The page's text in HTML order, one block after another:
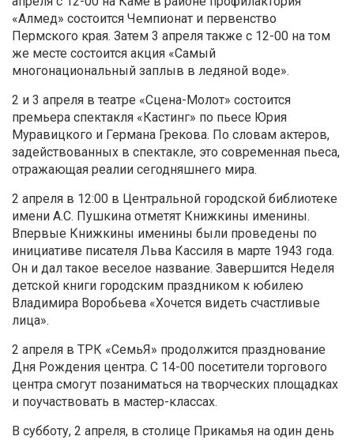
«Алмед» состоится Чемпионат и первенство
Пермского края. Затем 3 апреля также с 12-00 на том
же месте состоится акция «Самый
многонациональный заплыв в ледяной воде».
2 и 3 апреля в театре «Сцена-Молот» состоится
премьера спектакля «Кастинг» по пьесе Юрия
Муравицкого и Германа Грекова. По словам актеров,
задействованных в спектакле, это современная пьеса,
отражающая реалии сегодняшнего мира.
2 апреля в 12:00 в Центральной городской библиотеке
имени А.С. Пушкина отметят Книжкины именины.
Впервые Книжкины именины были проведены по
инициативе писателя Льва Кассиля в марте 1943 года.
Он и дал такое веселое название. Завершится Неделя
детской книги городским праздником к юбилею
Владимира Воробьева «Хочется видеть счастливые
лица».
2 апреля в ТРК «СемьЯ» продолжится празднование
Дня Рождения центра. С 14-00 посетители торгового
центра смогут позаниматься на творческих площадках
и поучаствовать в мастер-классах.
В субботу, 2 апреля, в столице Прикамья на один день